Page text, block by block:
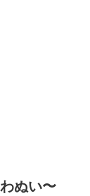
ぬい〜